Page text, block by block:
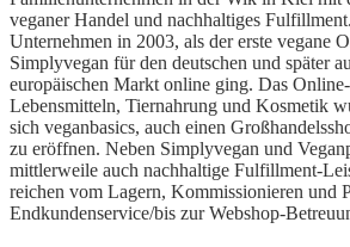
veganer Handel und nachhaltiges
Unternehmen in 2003, als der erste vegane
Simplyvegan für den deutschen und später
europäischen Markt online ging. Das
Lebensmitteln, Tiernahrung und Kosmetik
sich veganbasics, auch einen
zu eröffnen. Neben Simplyvegan und
mittlerweile auch nachhaltige Fulfillment-
reichen vom Lagern, Kommissionieren und
Endkundenservice/bis zur Webshop-